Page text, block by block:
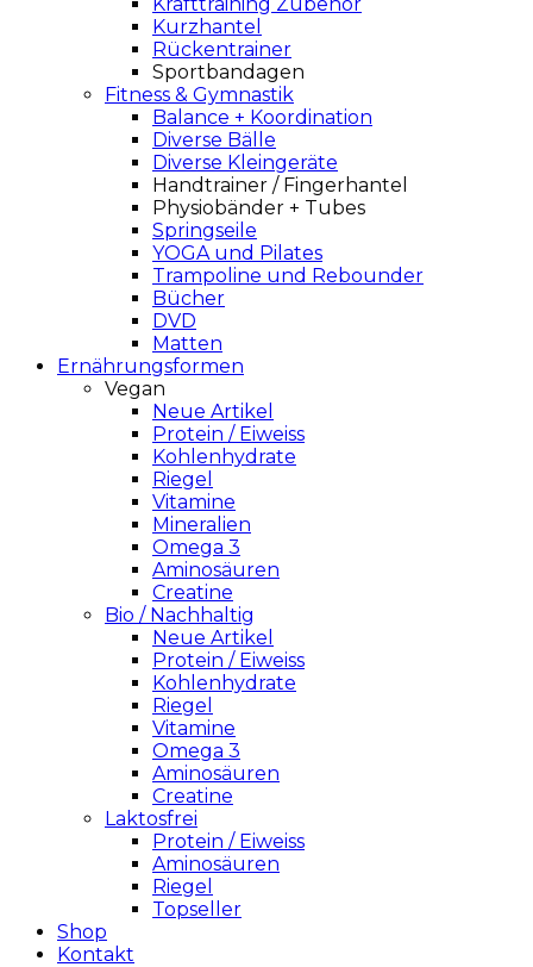
Kurzhantel
Rückentrainer
Sportbandagen
Fitness & Gymnastik
Balance + Koordination
Diverse Bälle
Diverse Kleingeräte
Handtrainer / Fingerhantel
Physiobänder + Tubes
Springseile
YOGA und Pilates
Trampoline und Rebounder
Bücher
DVD
Matten
Ernährungsformen
Vegan
Neue Artikel
Protein / Eiweiss
Kohlenhydrate
Riegel
Vitamine
Mineralien
Omega 3
Aminosäuren
Creatine
Bio / Nachhaltig
Neue Artikel
Protein / Eiweiss
Kohlenhydrate
Riegel
Vitamine
Omega 3
Aminosäuren
Creatine
Laktosfrei
Protein / Eiweiss
Aminosäuren
Riegel
Topseller
Shop
Kontakt